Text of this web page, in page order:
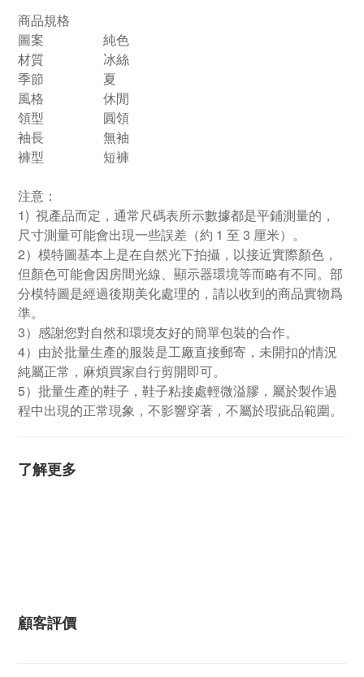
商品規格
圖案
純色
材質
冰絲
季節
夏
風格
休閒
領型
圓領
袖長
無袖
褲型
短褲
注意：
1) 視產品而定，通常尺碼表所示數據都是平鋪測量的，
尺寸測量可能會出現一些誤差（約 1 至 3 厘米）。
2）模特圖基本上是在自然光下拍攝，以接近實際顏色，
但顏色可能會因房間光線、顯示器環境等而略有不同。部
分模特圖是經過後期美化處理的，請以收到的商品實物爲
準。
3）感謝您對自然和環境友好的簡單包裝的合作。
4）由於批量生產的服裝是工廠直接郵寄，未開扣的情況
純屬正常，麻煩買家自行剪開即可。
5）批量生產的鞋子，鞋子粘接處輕微溢膠，屬於製作過
程中出現的正常現象，不影響穿著，不屬於瑕疵品範圍。
了解更多
顧客評價